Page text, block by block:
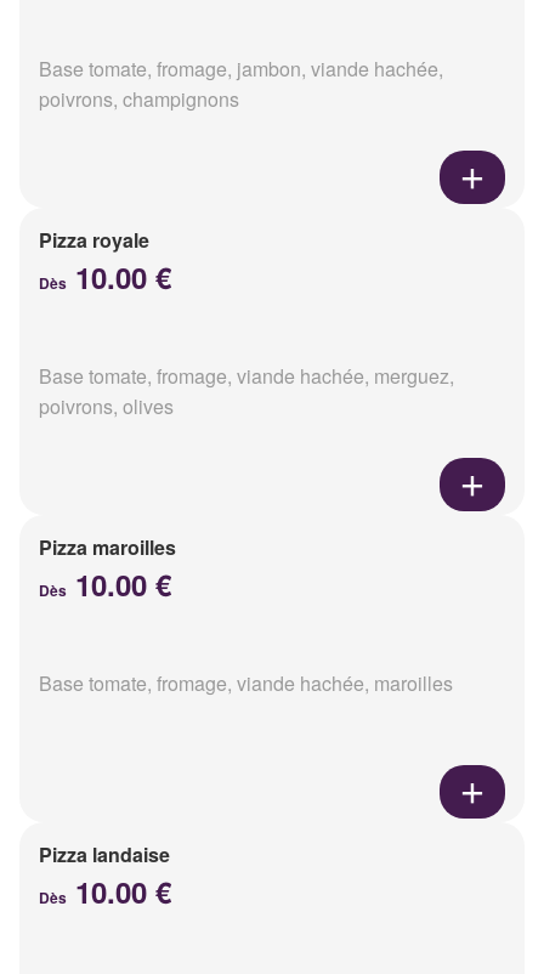
Base tomate, fromage, jambon, viande hachée,
poivrons, champignons
Pizza royale
Dès 10.00 €
Base tomate, fromage, viande hachée, merguez,
poivrons, olives
Pizza maroilles
Dès 10.00 €
Base tomate, fromage, viande hachée, maroilles
Pizza landaise
Dès 10.00 €